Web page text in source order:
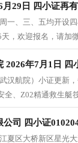
一、三、五均开设
，欢迎报名，请加
生艇阀和救助艇、
到校2.5天再有效更
汉航院）小证更新
全、Z02精通救生艇
，到期前需要参加
夏区大桥新区星光